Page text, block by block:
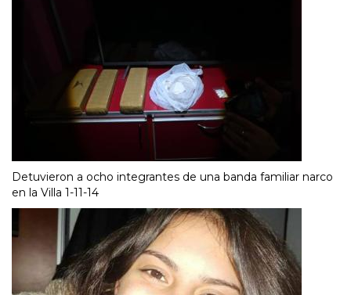
Detuvieron a ocho integrantes de una banda familiar narco
en la Villa 1-11-14